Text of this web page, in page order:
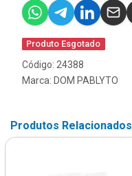
Produto Esgotado
Código: 24388
Marca: DOM PABLYTO
Produtos Relacionados